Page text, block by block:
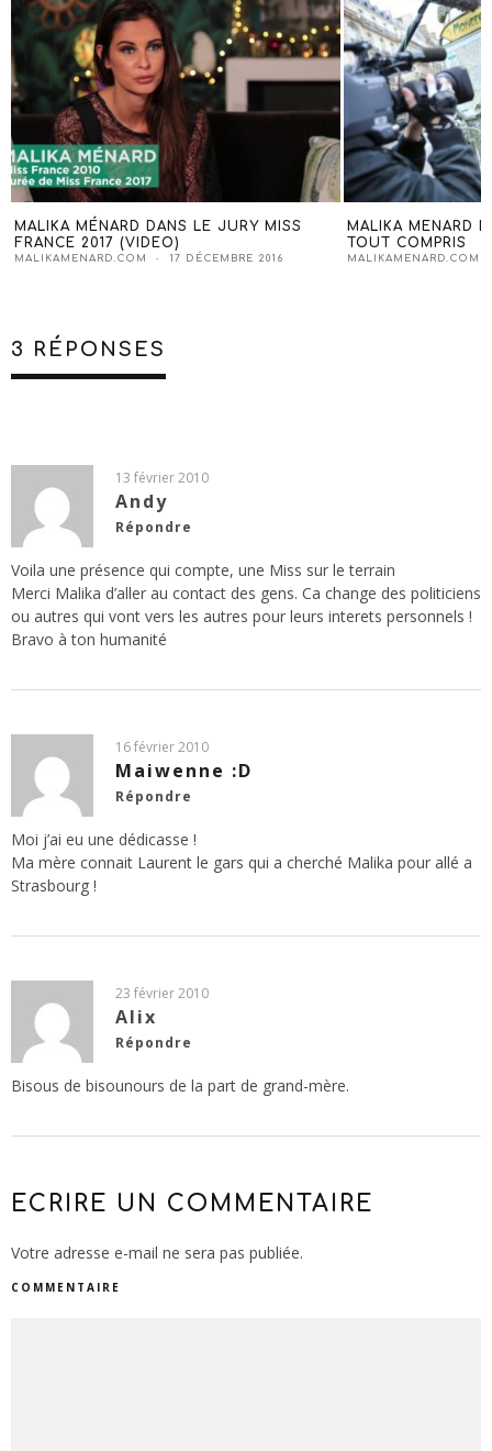
MALIKA MÉNARD DANS LE JURY MISS
FRANCE 2017 (VIDEO)
MALIKAMENARD.COM 17 DÉCEMBRE 2016
MALIKA MENARD
TOUT COMPRIS
MALIKAMENARD.COM
3 RÉPONSES
13 février 2010
Andy
Répondre
Voila une présence qui compte, une Miss sur le terrain
Merci Malika d’aller au contact des gens. Ca change des politiciens
ou autres qui vont vers les autres pour leurs interets personnels !
Bravo à ton humanité
16 février 2010
Maiwenne :D
Répondre
Moi j’ai eu une dédicasse !
Ma mère connait Laurent le gars qui a cherché Malika pour allé a
Strasbourg !
23 février 2010
Alix
Répondre
Bisous de bisounours de la part de grand-mère.
ECRIRE UN COMMENTAIRE
Votre adresse e-mail ne sera pas publiée.
COMMENTAIRE